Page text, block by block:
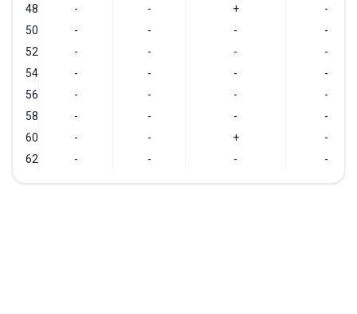
48
- - +
-
50
- - -
-
52
- - -
-
54
- - -
-
56
- - -
-
58
- - -
-
60
- - +
-
62
- - - -